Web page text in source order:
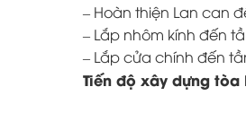
– Hoàn thiện Lan can
– Lắp nhôm kính đến
– Lắp cửa chính đến
Tiến độ xây dựng tòa